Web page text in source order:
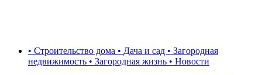
• Строительство дома • Дача и сад • Загородная
недвижимость • Загородная жизнь • Новости